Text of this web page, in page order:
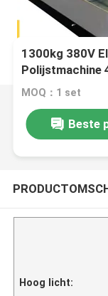
1300kg 380V
Polijstmachine
MOQ：1 set
Beste
Hoog licht: